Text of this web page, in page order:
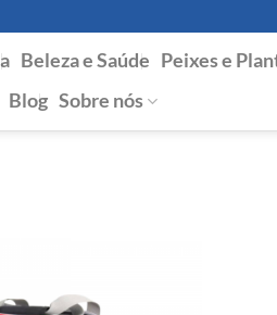
Beleza e Saúde Peixes e
Blog Sobre nós